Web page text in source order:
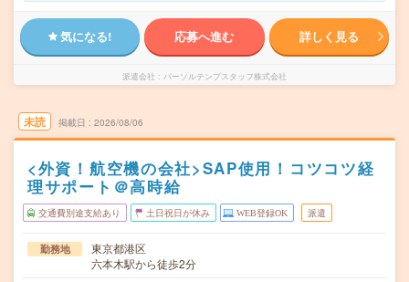
気になる! 応募へ進む 詳しく見る
派遣会社 パーソルテンプスタッフ株式会社
未読 掲載日 2026/08/06
<外資！航空機の会社>SAP使用！コツコツ経
理サポート＠高時給
交通費別途支給あり 土日祝日が休み WEB登録OK 派遣
勤務地
東京都港区
六本木駅から徒歩2分